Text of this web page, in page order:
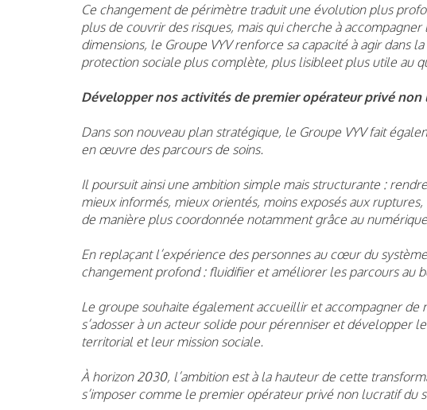
Ce changement de périmètre traduit une évolution plus
plus de couvrir des risques, mais qui cherche à
dimensions, le Groupe VYV renforce sa capacité à agir dans
protection sociale plus complète, plus lisibleet plus utile au
Développer nos activités de premier opérateur privé
Dans son nouveau plan stratégique, le Groupe VYV fait
en œuvre des parcours de soins.
Il poursuit ainsi une ambition simple mais structurante :
mieux informés, mieux orientés, moins exposés aux
de manière plus coordonnée notamment grâce au
En replaçant l’expérience des personnes au cœur du
changement profond : fluidifier et améliorer les parcours au
Le groupe souhaite également accueillir et accompagner de
s’adosser à un acteur solide pour pérenniser et développer
territorial et leur mission sociale.
À horizon 2030, l’ambition est à la hauteur de cette
s’imposer comme le premier opérateur privé non lucratif du